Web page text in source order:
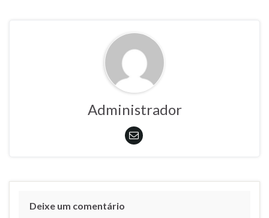
Administrador
Deixe um comentário